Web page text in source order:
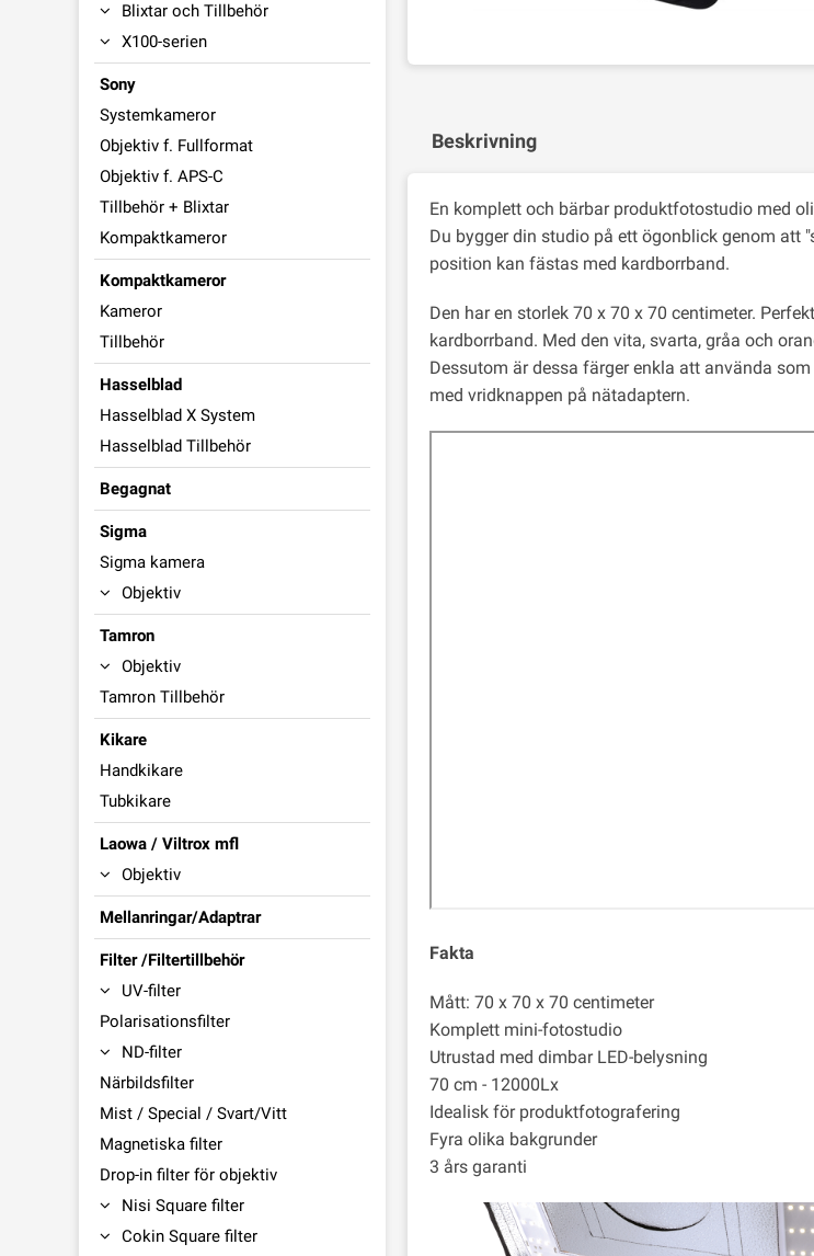
Blixtar och Tillbehör
X100-serien
Sony
Systemkameror
Objektiv f. Fullformat
Objektiv f. APS-C
Tillbehör + Blixtar
Kompaktkameror
Kompaktkameror
Kameror
Tillbehör
Hasselblad
Hasselblad X System
Hasselblad Tillbehör
Begagnat
Sigma
Sigma kamera
Objektiv
Tamron
Objektiv
Tamron Tillbehör
Kikare
Handkikare
Tubkikare
Laowa / Viltrox mfl
Objektiv
Mellanringar/Adaptrar
Filter /Filtertillbehör
UV-filter
Polarisationsfilter
ND-filter
Närbildsfilter
Mist / Special / Svart/Vitt
Magnetiska filter
Drop-in filter för objektiv
Nisi Square filter
Cokin Square filter
Beskrivning
En komplett och bärbar produktfotostudio med
Du bygger din studio på ett ögonblick genom att
position kan fästas med kardborrband.
Den har en storlek 70 x 70 x 70 centimeter.
kardborrband. Med den vita, svarta, gråa och
Dessutom är dessa färger enkla att använda
med vridknappen på nätadaptern.
Fakta
Mått: 70 x 70 x 70 centimeter
Komplett mini-fotostudio
Utrustad med dimbar LED-belysning
70 cm - 12000Lx
Idealisk för produktfotografering
Fyra olika bakgrunder
3 års garanti